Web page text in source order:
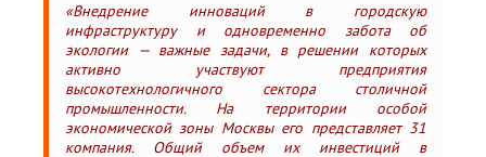
«Внедрение инноваций в городскую
инфраструктуру и одновременно забота об
экологии — важные задачи, в решении которых
активно участвуют предприятия
высокотехнологичного сектора столичной
промышленности. На территории особой
экономической зоны Москвы его представляет 31
компания. Общий объем их инвестиций в